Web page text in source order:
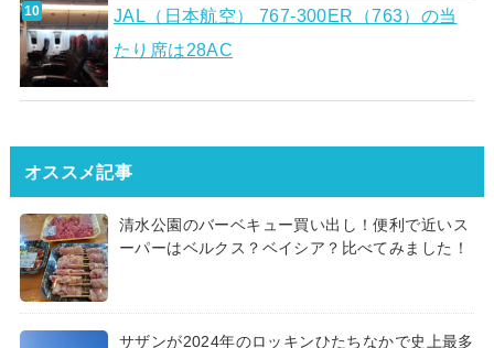
JAL（日本航空） 767-300ER（763）の当
たり席は28AC
オススメ記事
清水公園のバーベキュー買い出し！便利で近いス
ーパーはベルクス？ベイシア？比べてみました！
サザンが2024年のロッキンひたちなかで史上最多